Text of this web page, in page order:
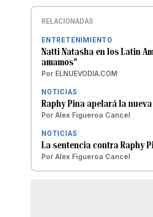
RELACIONADAS
ENTRETENIMIENTO
Natti Natasha en los Latin
amamos”
Por ELNUEVODIA.COM
NOTICIAS
Raphy Pina apelará la
Por Alex Figueroa Cancel
NOTICIAS
La sentencia contra Raphy
Por Alex Figueroa Cancel